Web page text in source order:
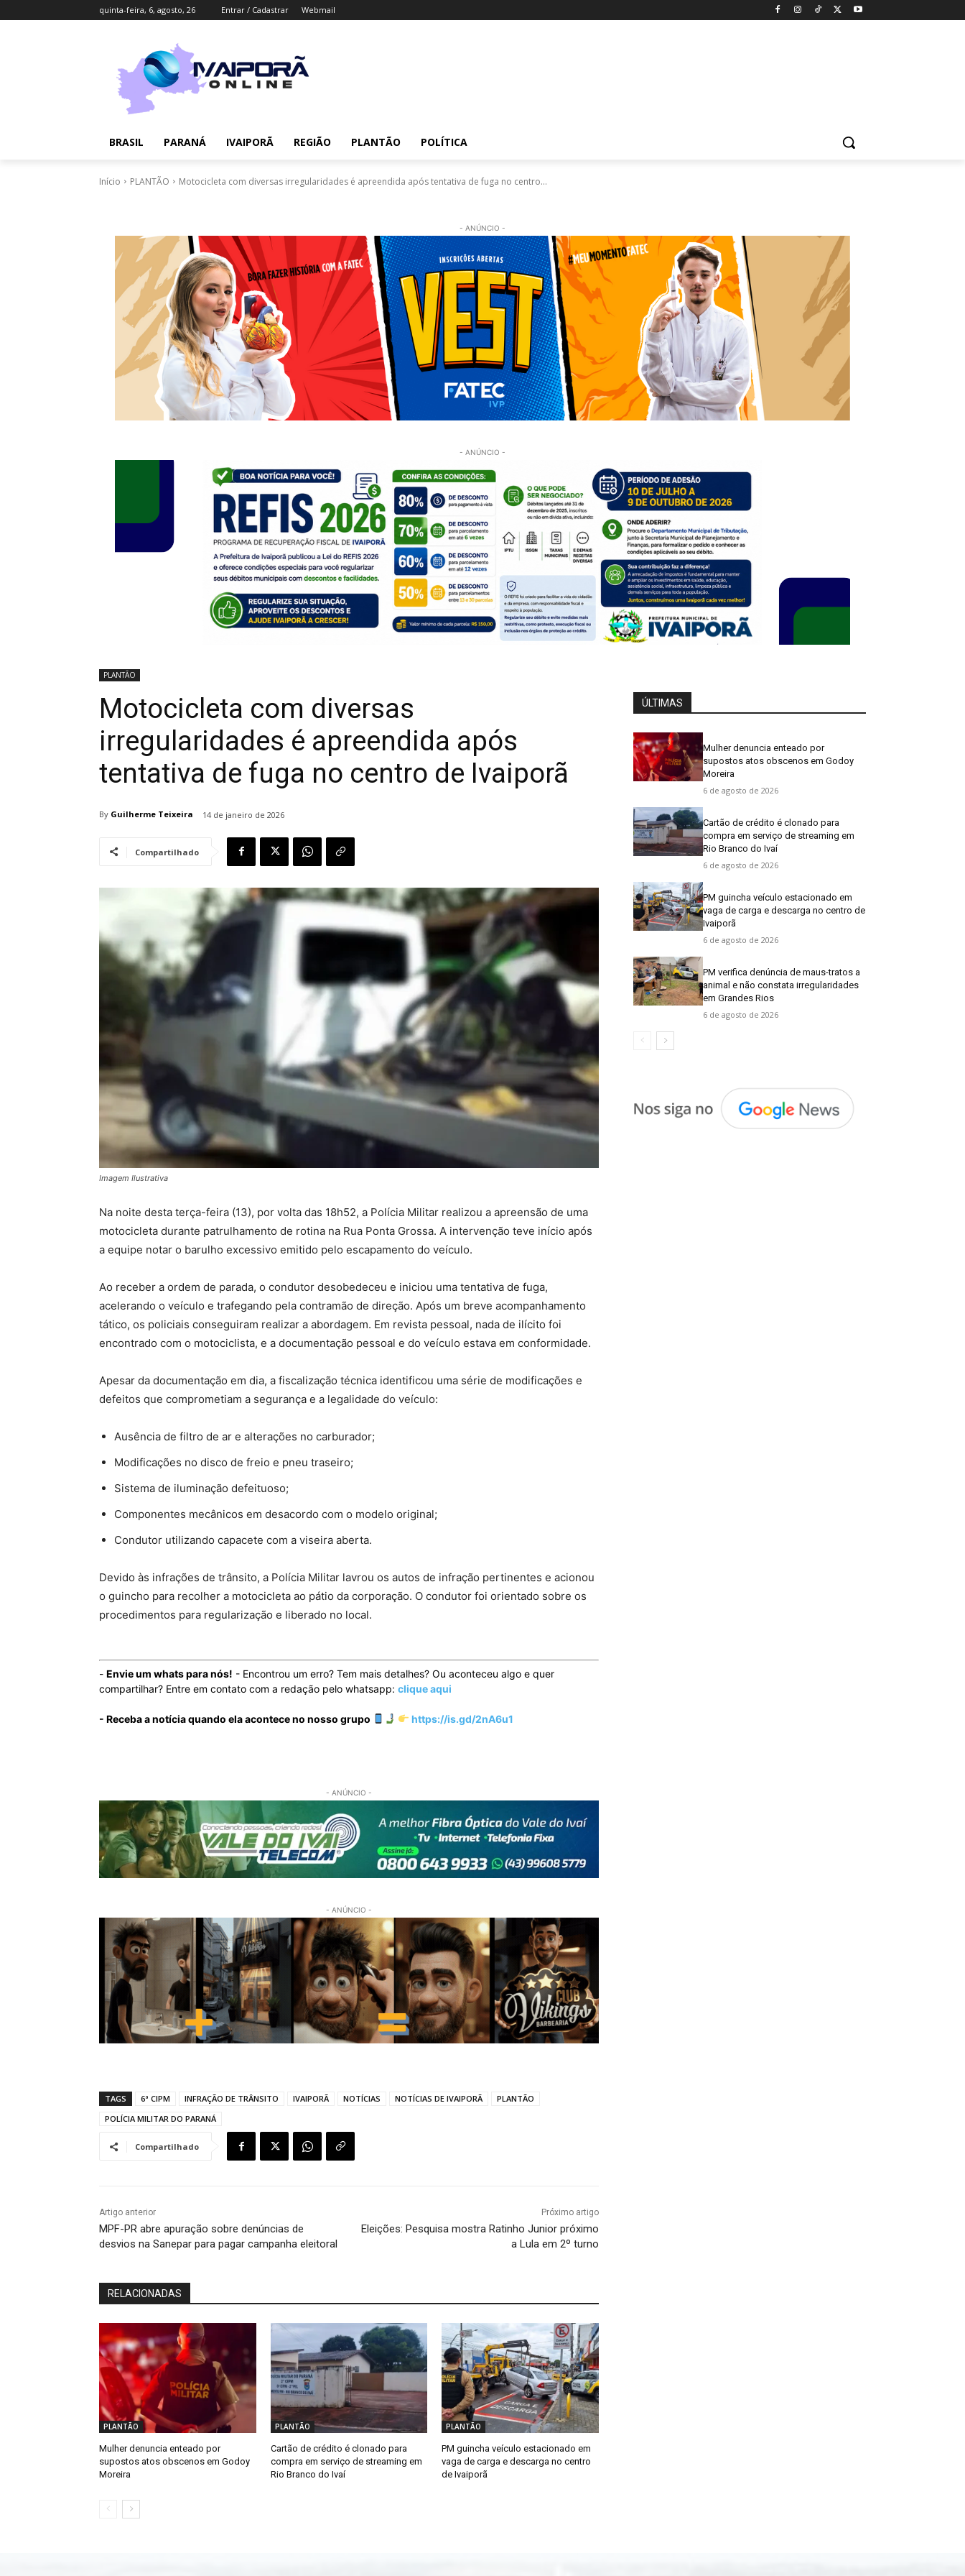
quinta-feira, 6, agosto, 26 Entrar / Cadastrar Webmail
BRASIL PARANÁ IVAIPORÃ REGIÃO PLANTÃO POLÍTICA
Início PLANTÃO Motocicleta com diversas irregularidades é apreendida após tentativa de fuga no centro...
- ANÚNCIO -
- ANÚNCIO -
PLANTÃO
Motocicleta com diversas
irregularidades é apreendida após
tentativa de fuga no centro de Ivaiporã
By Guilherme Teixeira 14 de janeiro de 2026
Compartilhado
Imagem Ilustrativa
Na noite desta terça-feira (13), por volta das 18h52, a Polícia Militar realizou a apreensão de uma
motocicleta durante patrulhamento de rotina na Rua Ponta Grossa. A intervenção teve início após
a equipe notar o barulho excessivo emitido pelo escapamento do veículo.
Ao receber a ordem de parada, o condutor desobedeceu e iniciou uma tentativa de fuga,
acelerando o veículo e trafegando pela contramão de direção. Após um breve acompanhamento
tático, os policiais conseguiram realizar a abordagem. Em revista pessoal, nada de ilícito foi
encontrado com o motociclista, e a documentação pessoal e do veículo estava em conformidade.
Apesar da documentação em dia, a fiscalização técnica identificou uma série de modificações e
defeitos que comprometiam a segurança e a legalidade do veículo:
Ausência de filtro de ar e alterações no carburador;
Modificações no disco de freio e pneu traseiro;
Sistema de iluminação defeituoso;
Componentes mecânicos em desacordo com o modelo original;
Condutor utilizando capacete com a viseira aberta.
Devido às infrações de trânsito, a Polícia Militar lavrou os autos de infração pertinentes e acionou
o guincho para recolher a motocicleta ao pátio da corporação. O condutor foi orientado sobre os
procedimentos para regularização e liberado no local.
- Envie um whats para nós! - Encontrou um erro? Tem mais detalhes? Ou aconteceu algo e quer
compartilhar? Entre em contato com a redação pelo whatsapp: clique aqui
- Receba a notícia quando ela acontece no nosso grupo https://is.gd/2nA6u1
- ANÚNCIO -
- ANÚNCIO -
TAGS 6ª CIPM INFRAÇÃO DE TRÂNSITO IVAIPORÃ NOTÍCIAS NOTÍCIAS DE IVAIPORÃ
PLANTÃO
POLÍCIA MILITAR DO PARANÁ
Compartilhado
Artigo anterior
MPF-PR abre apuração sobre denúncias de
desvios na Sanepar para pagar campanha eleitoral
Próximo artigo
Eleições: Pesquisa mostra Ratinho Junior próximo
a Lula em 2º turno
RELACIONADAS
PLANTÃO
Mulher denuncia enteado por
supostos atos obscenos em Godoy
Moreira
PLANTÃO
Cartão de crédito é clonado para
compra em serviço de streaming em
Rio Branco do Ivaí
PLANTÃO
PM guincha veículo estacionado em
vaga de carga e descarga no centro
de Ivaiporã
ÚLTIMAS
Mulher denuncia enteado por
supostos atos obscenos em Godoy
Moreira
6 de agosto de 2026
Cartão de crédito é clonado para
compra em serviço de streaming em
Rio Branco do Ivaí
6 de agosto de 2026
PM guincha veículo estacionado em
vaga de carga e descarga no centro de
Ivaiporã
6 de agosto de 2026
PM verifica denúncia de maus-tratos a
animal e não constata irregularidades
em Grandes Rios
6 de agosto de 2026